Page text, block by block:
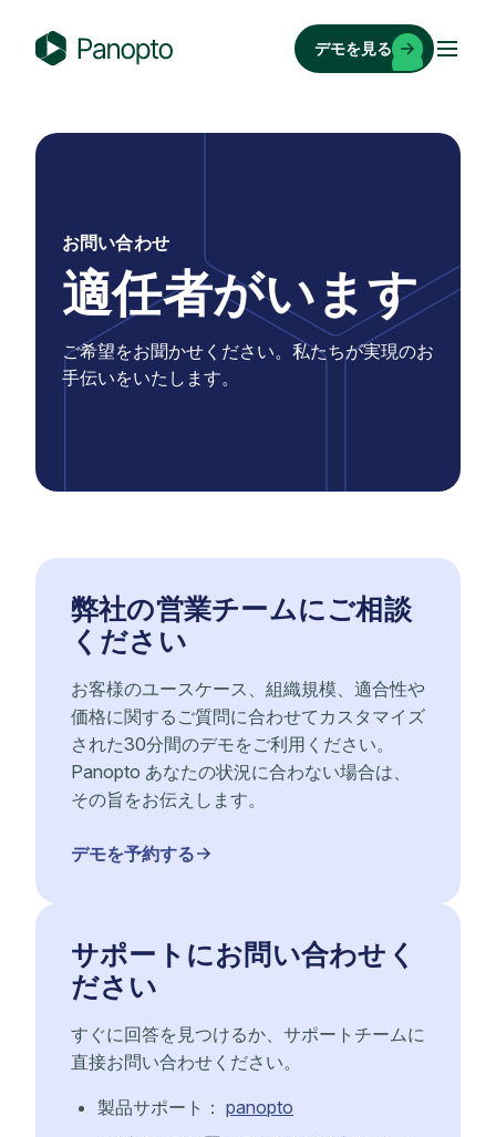
n
o
デモを見る
お問い合わせ
適任者がいます
ご希望をお聞かせください。私たちが実現のお
手伝いをいたします。
弊社の営業チームにご相談
ください
お客様のユースケース、組織規模、適合性や
価格に関するご質問に合わせてカスタマイズ
された30分間のデモをご利用ください。
Panopto あなたの状況に合わない場合は、
その旨をお伝えします。
デモを予約する
サポートにお問い合わせく
ださい
すぐに回答を見つけるか、サポートチームに
直接お問い合わせください。
製品サポート： panopto